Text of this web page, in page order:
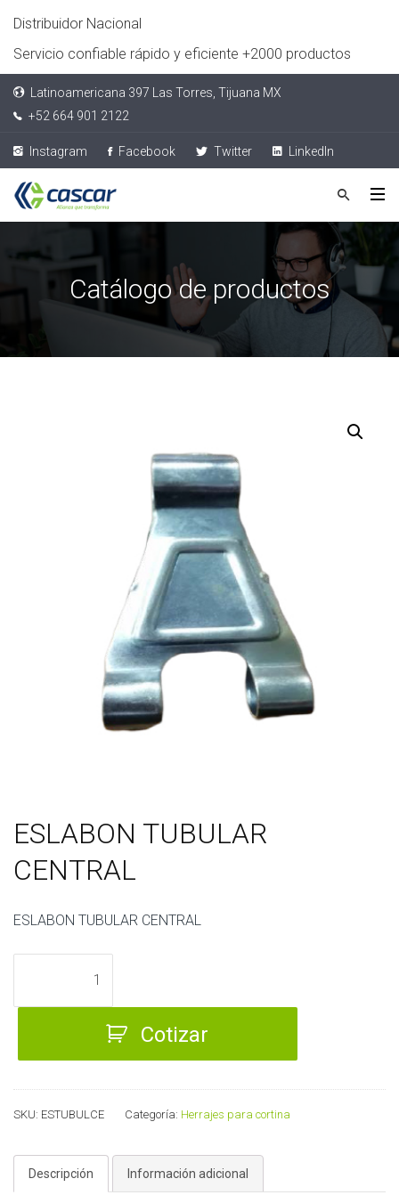
Distribuidor Nacional
Servicio confiable rápido y eficiente +2000 productos
Latinoamericana 397 Las Torres, Tijuana MX
+52 664 901 2122
Instagram Facebook Twitter LinkedIn
Catálogo de productos
ESLABON TUBULAR
CENTRAL
ESLABON TUBULAR CENTRAL
CENTRAL
Cotizar
SKU: ESTUBULCE Categoría: Herrajes para cortina
Descripción Información adicional